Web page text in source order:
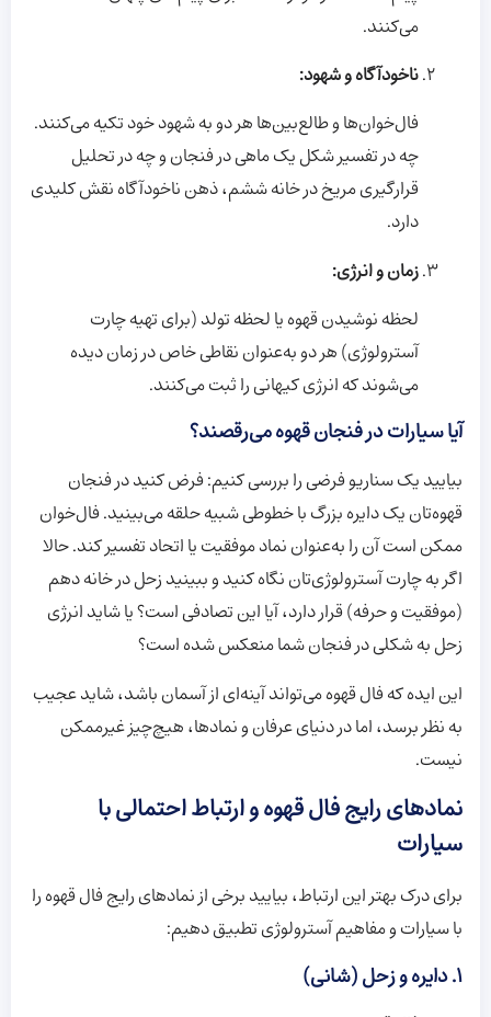
می‌کنند.
ناخودآگاه و شهود:
فال‌خوان‌ها و طالع‌بین‌ها هر دو به شهود خود تکیه می‌کنند.
چه در تفسیر شکل یک ماهی در فنجان و چه در تحلیل
قرارگیری مریخ در خانه ششم، ذهن ناخودآگاه نقش کلیدی
دارد.
زمان و انرژی:
لحظه نوشیدن قهوه یا لحظه تولد (برای تهیه چارت
آسترولوژی) هر دو به‌عنوان نقاطی خاص در زمان دیده
می‌شوند که انرژی کیهانی را ثبت می‌کنند.
آیا سیارات در فنجان قهوه می‌رقصند؟
بیایید یک سناریو فرضی را بررسی کنیم: فرض کنید در فنجان
قهوه‌تان یک دایره بزرگ با خطوطی شبیه حلقه می‌بینید. فال‌خوان
ممکن است آن را به‌عنوان نماد موفقیت یا اتحاد تفسیر کند. حالا
اگر به چارت آسترولوژی‌تان نگاه کنید و ببینید زحل در خانه دهم
(موفقیت و حرفه) قرار دارد، آیا این تصادفی است؟ یا شاید انرژی
زحل به شکلی در فنجان شما منعکس شده است؟
این ایده که فال قهوه می‌تواند آینه‌ای از آسمان باشد، شاید عجیب
به نظر برسد، اما در دنیای عرفان و نمادها، هیچ‌چیز غیرممکن
نیست.
نمادهای رایج فال قهوه و ارتباط احتمالی با
سیارات
برای درک بهتر این ارتباط، بیایید برخی از نمادهای رایج فال قهوه را
با سیارات و مفاهیم آسترولوژی تطبیق دهیم:
1. دایره و زحل (شانی)